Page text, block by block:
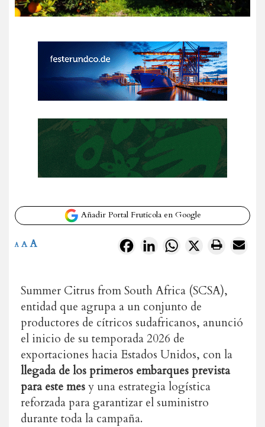
Añadir Portal Frutícola en Google
FacebookLinkedInWhatsApp
X
A A A
Summer Citrus from South Africa (SCSA),
entidad que agrupa a un conjunto de
productores de cítricos sudafricanos, anunció
el inicio de su temporada 2026 de
exportaciones hacia Estados Unidos, con la
llegada de los primeros embarques prevista
para este mesy una estrategia logística
reforzada para garantizar el suministro
durante toda la campaña.